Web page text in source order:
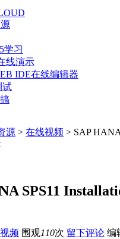
学习
线演示
IDE在线编辑器
试
源 > 在线视频 > SAP
SPS11
频 围观110次 留下评论 编